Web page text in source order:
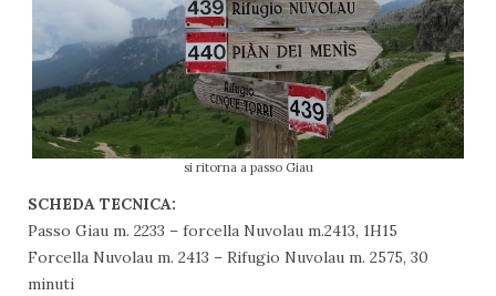
si ritorna a passo Giau
SCHEDA TECNICA:
Passo Giau m. 2233 – forcella Nuvolau m.2413, 1H15
Forcella Nuvolau m. 2413 – Rifugio Nuvolau m. 2575, 30
minuti